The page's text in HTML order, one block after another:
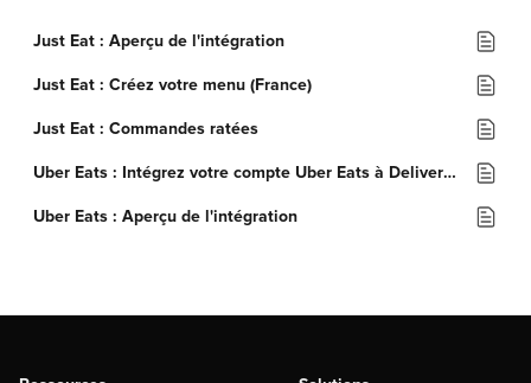
Just Eat : Aperçu de l'intégration
Just Eat : Créez votre menu (France)
Just Eat : Commandes ratées
Uber Eats : Intégrez votre compte Uber Eats à Deliverect
Uber Eats : Aperçu de l'intégration